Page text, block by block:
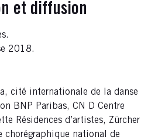
et diffusion
2018.
cité internationale de la danse
BNP Paribas, CN D Centre
Résidences d’artistes, Zürcher
chorégraphique national de